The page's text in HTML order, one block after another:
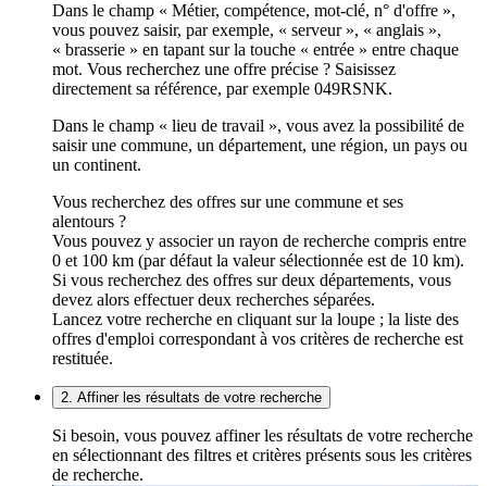
Dans le champ « Métier, compétence, mot-clé, n° d'offre »,
vous pouvez saisir, par exemple, « serveur », « anglais »,
« brasserie » en tapant sur la touche « entrée » entre chaque
mot. Vous recherchez une offre précise ? Saisissez
directement sa référence, par exemple 049RSNK.
Dans le champ « lieu de travail », vous avez la possibilité de
saisir une commune, un département, une région, un pays ou
un continent.
Vous recherchez des offres sur une commune et ses
alentours ?
Vous pouvez y associer un rayon de recherche compris entre
0 et 100 km (par défaut la valeur sélectionnée est de 10 km).
Si vous recherchez des offres sur deux départements, vous
devez alors effectuer deux recherches séparées.
Lancez votre recherche en cliquant sur la loupe ; la liste des
offres d'emploi correspondant à vos critères de recherche est
restituée.
2. Affiner les résultats de votre recherche
Si besoin, vous pouvez affiner les résultats de votre recherche
en sélectionnant des filtres et critères présents sous les critères
de recherche.